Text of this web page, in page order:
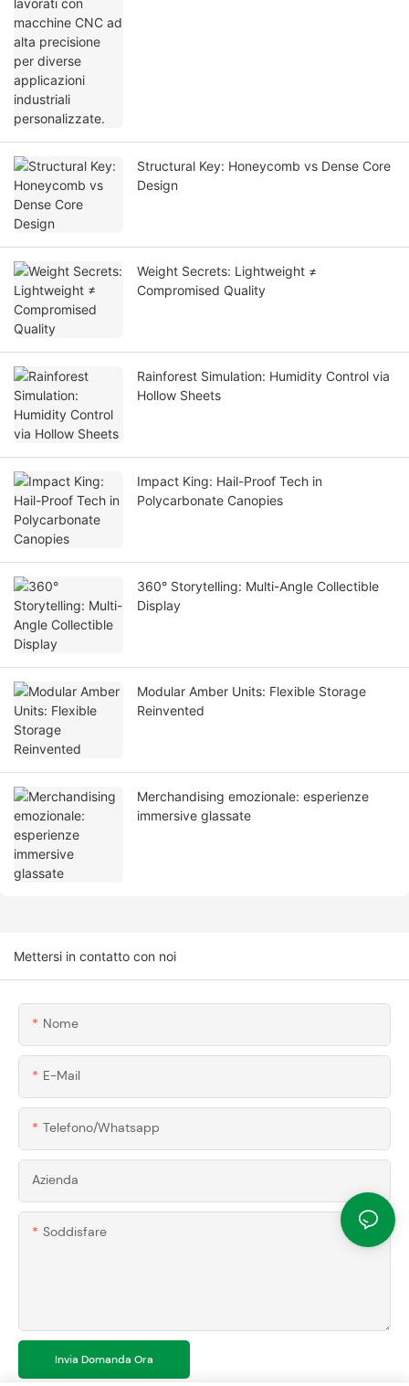
Structural Key: Honeycomb vs Dense Core
Design
Weight Secrets: Lightweight ≠
Compromised Quality
Rainforest Simulation: Humidity Control via
Hollow Sheets
Impact King: Hail-Proof Tech in
Polycarbonate Canopies
360° Storytelling: Multi-Angle Collectible
Display
Modular Amber Units: Flexible Storage
Reinvented
Merchandising emozionale: esperienze
immersive glassate
Mettersi in contatto con noi
Nome
E-Mail
Telefono/whatsapp
Azienda
Soddisfare
Invia Domanda Ora